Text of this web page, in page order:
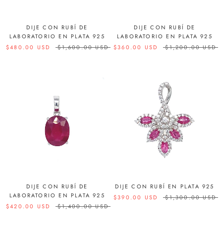
DIJE CON RUBÍ DE
LABORATORIO EN PLATA 925
$480.00 USD
$1,600.00 USD
DIJE CON RUBÍ DE
LABORATORIO EN PLATA 925
$360.00 USD
$1,200.00 USD
DIJE CON RUBÍ DE
LABORATORIO EN PLATA 925
$420.00 USD
$1,400.00 USD
DIJE CON RUBÍ EN PLATA 925
$390.00 USD
$1,300.00 USD